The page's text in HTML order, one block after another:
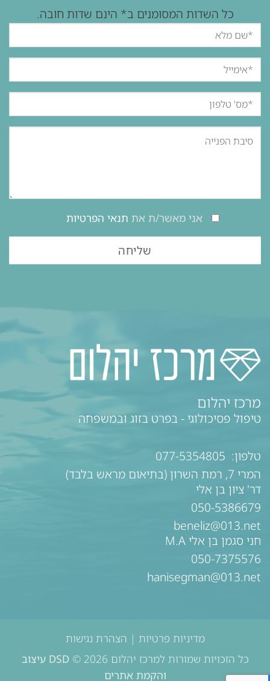
כל השדות המסומנים ב* הינם שדות חובה.
אני מאשר/ת את תנאי הפרטיות
מרכז יהלום
טיפול פסיכולוגי - בפרט בזוג ובמשפחה
טלפון: 077-5354805
המרי 7, רמת השרון (בתיאום מראש בלבד)
דר' ציון בן אלי
050-5386679
beneliz@013.net
חני סגמן בן אלי M.A
050-7375576
hanisegman@013.net
מדיניות פרטיות| הצהרת נגישות
כל הזכויות שמורות למרכז יהלום 2026 ©
DSD עיצוב
והקמת אתרים